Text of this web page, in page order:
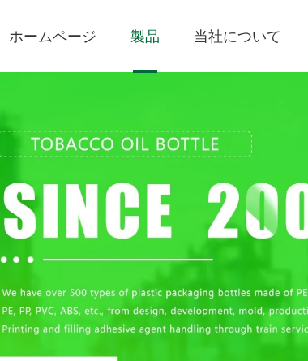
ホームページ 製品 当社について